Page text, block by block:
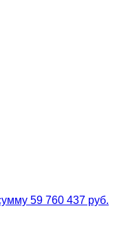
59 760 437 руб.